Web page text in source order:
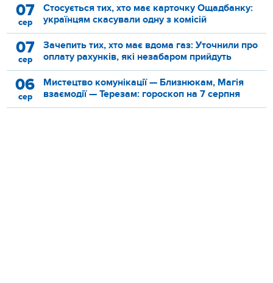
07
сер
Стосується тих, хто має карточку Ощадбанку:
українцям скасували одну з комісій
07
сер
Зачепить тих, хто має вдома газ: Уточнили про
оплату рахунків, які незабаром прийдуть
06
сер
Мистецтво комунікації — Близнюкам, Магія
взаємодії — Терезам: гороскоп на 7 серпня